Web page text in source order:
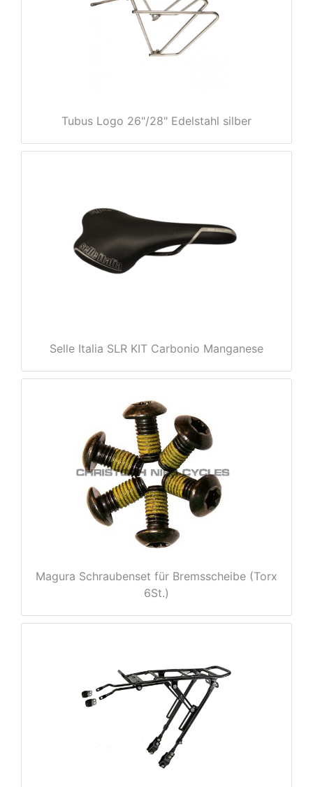
Tubus Logo 26"/28" Edelstahl silber
Selle Italia SLR KIT Carbonio Manganese
Magura Schraubenset für Bremsscheibe (Torx
6St.)